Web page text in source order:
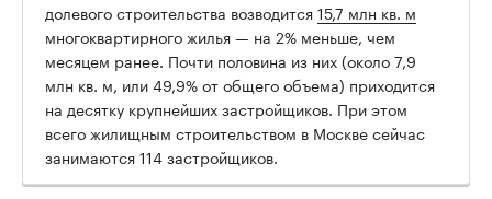
долевого строительства возводится15,7 млн кв. м
многоквартирного жилья — на 2% меньше, чем
месяцем ранее. Почти половина из них (около 7,9
млн кв. м, или 49,9% от общего объема) приходится
на десятку крупнейших застройщиков. При этом
всего жилищным строительством в Москве сейчас
занимаются 114 застройщиков.